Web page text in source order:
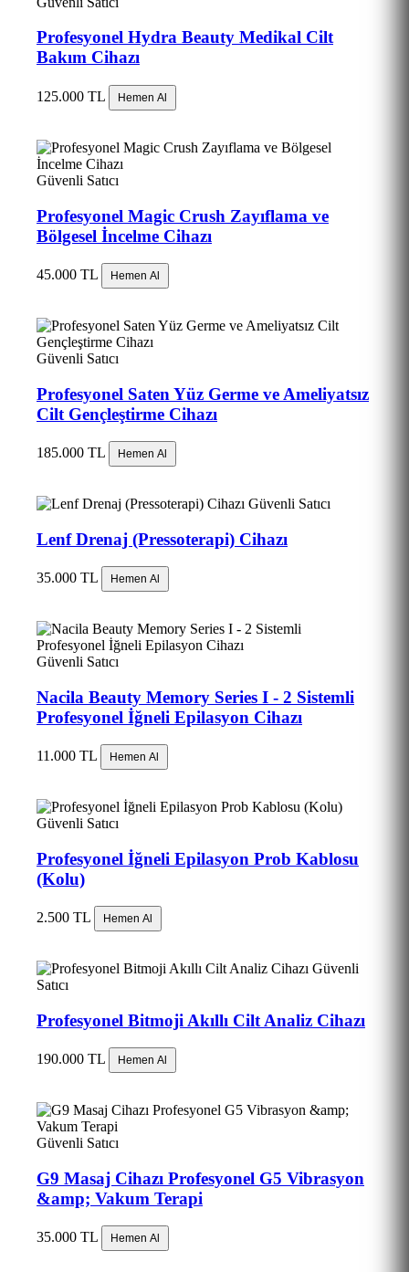
Profesyonel Hydra Beauty Medikal Cilt
Bakım Cihazı
125.000 TL Hemen Al
Güvenli Satıcı
Profesyonel Magic Crush Zayıflama ve
Bölgesel İncelme Cihazı
45.000 TL Hemen Al
Güvenli Satıcı
Profesyonel Saten Yüz Germe ve Ameliyatsız
Cilt Gençleştirme Cihazı
185.000 TL Hemen Al
Güvenli Satıcı
Lenf Drenaj (Pressoterapi) Cihazı
35.000 TL Hemen Al
Güvenli Satıcı
Nacila Beauty Memory Series I - 2 Sistemli
Profesyonel İğneli Epilasyon Cihazı
11.000 TL Hemen Al
Güvenli Satıcı
Profesyonel İğneli Epilasyon Prob Kablosu
(Kolu)
2.500 TL Hemen Al
Güvenli
Satıcı
Profesyonel Bitmoji Akıllı Cilt Analiz Cihazı
190.000 TL Hemen Al
Güvenli Satıcı
G9 Masaj Cihazı Profesyonel G5 Vibrasyon
&amp; Vakum Terapi
35.000 TL Hemen Al